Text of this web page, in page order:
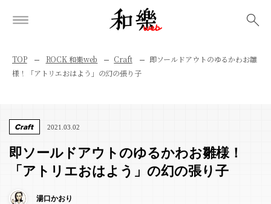
TOP ROCK 和樂web Craft
即ソールドアウトのゆるかわお雛
様！「アトリエおはよう」の幻の張り子
Craft 2021.03.02
即ソールドアウトのゆるかわお雛様！
「アトリエおはよう」の幻の張り子
湯口かおり